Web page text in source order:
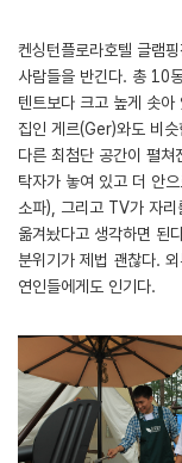
켄싱턴플로라호텔 글램
사람들을 반긴다. 총 10
텐트보다 크고 높게 솟아
집인 게르(Ger)와도 비
다른 최첨단 공간이 펼
탁자가 놓여 있고 더 안
소파), 그리고 TV가 자
옮겨놨다고 생각하면 된
분위기가 제법 괜찮다.
연인들에게도 인기다.